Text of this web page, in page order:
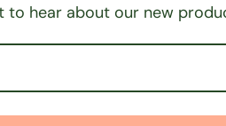
to hear about our new